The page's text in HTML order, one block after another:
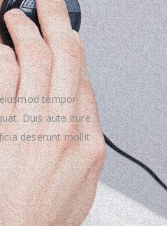
tempor
Duis aute irure
deserunt mollit